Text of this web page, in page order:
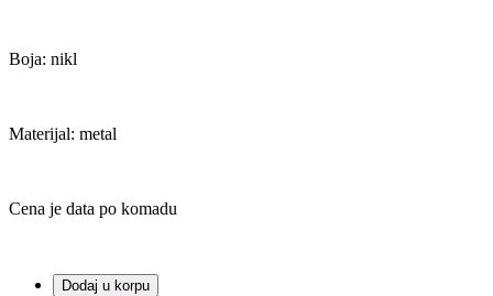
Boja: nikl
Materijal: metal
Cena je data po komadu
Dodaj u korpu